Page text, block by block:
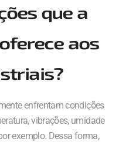
que a
aos
enfrentam condições
vibrações, umidade
exemplo. Dessa forma,